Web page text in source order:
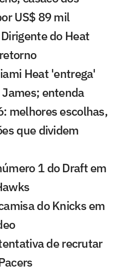
US$ 89 mil
do Heat
Heat 'entrega'
entenda
melhores escolhas,
que dividem
1 do Draft em
do Knicks em
de recrutar